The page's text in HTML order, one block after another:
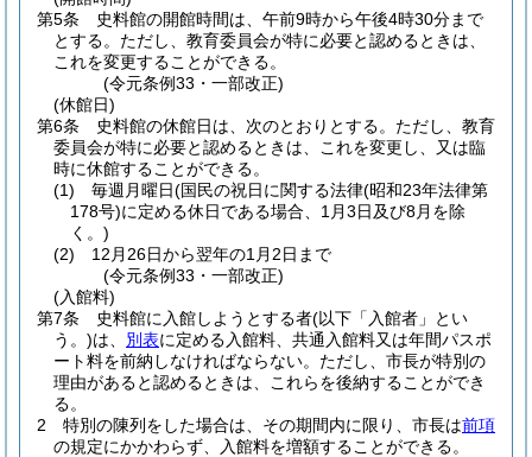
第5条
史料館の開館時間は、午前9時から午後4時30分まで
とする。 ただし、教育委員会が特に必要と認めるときは、
これを変更することができる。
(令元条例33・一部改正)
(休館日)
第6条
史料館の休館日は、次のとおりとする。 ただし、教育
委員会が特に必要と認めるときは、これを変更し、又は臨
時に休館することができる。
(1)
毎週月曜日(国民の祝日に関する法律(昭和23年法律第
178号)に定める休日である場合、1月3日及び8月を除
く。)
(2)
12月26日から翌年の1月2日まで
(令元条例33・一部改正)
(入館料)
第7条
史料館に入館しようとする者(以下「入館者」とい
う。)は、 別表に定める入館料、共通入館料又は年間パスポ
ート料を前納しなければならない。 ただし、市長が特別の
理由があると認めるときは、これらを後納することができ
る。
2
特別の陳列をした場合は、その期間内に限り、市長は前項
の規定にかかわらず、入館料を増額することができる。